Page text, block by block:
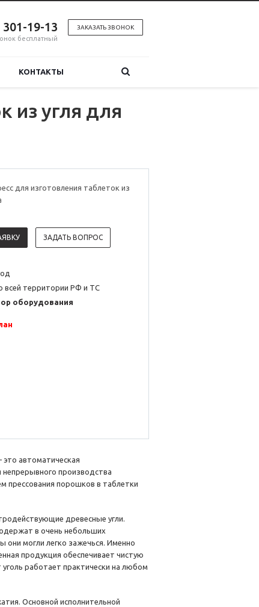
ЗАКАЗАТЬ ЗВОНОК
301-19-13
бесплатный
КОНТАКТЫ
из угля для
для изготовления таблеток из
ЗАДАТЬ ВОПРОС
всей территории РФ и ТС
оборудования
это автоматическая
непрерывного производства
прессования порошков в таблетки
древесные угли.
в очень небольших
они могли легко зажечься. Именно
продукция обеспечивает чистую
работает практически на любом
Основной исполнительной